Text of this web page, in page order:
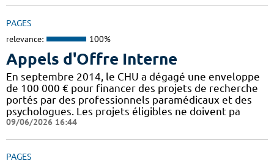
PAGES
relevance: 100%
Appels d'Offre Interne
En septembre 2014, le CHU a dégagé une enveloppe
de 100 000 € pour financer des projets de recherche
portés par des professionnels paramédicaux et des
psychologues. Les projets éligibles ne doivent pa
09/06/2026 16:44
PAGES